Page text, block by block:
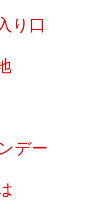
の
遊
Ｓ
クマ
こ